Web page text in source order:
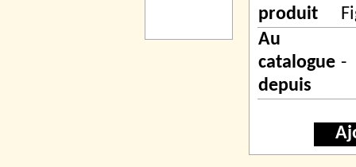
produit
Au
catalogue
depuis
-